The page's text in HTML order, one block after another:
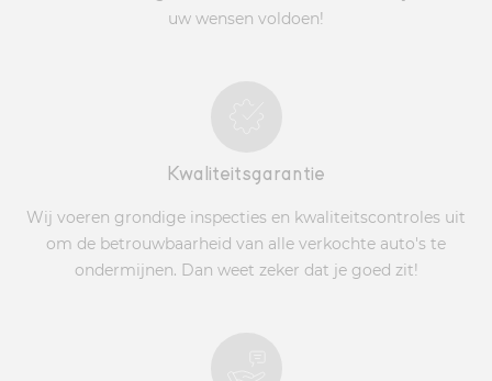
uw wensen voldoen!
Kwaliteitsgarantie
Wij voeren grondige inspecties en kwaliteitscontroles uit
om de betrouwbaarheid van alle verkochte auto's te
ondermijnen. Dan weet zeker dat je goed zit!